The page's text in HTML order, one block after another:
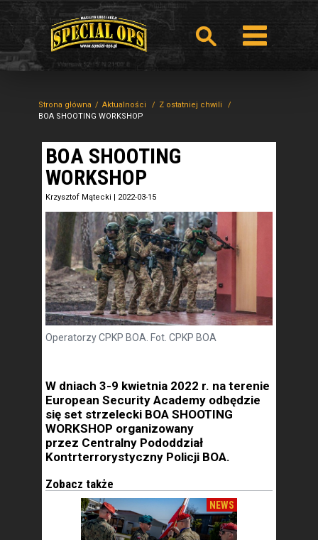
Strona główna Aktualności
Z ostatniej chwili
BOA SHOOTING WORKSHOP
BOA SHOOTING
WORKSHOP
Krzysztof Mątecki | 2022-03-15
Operatorzy CPKP BOA. Fot. CPKP BOA
W dniach 3-9 kwietnia 2022 r. na terenie
European Security Academy odbędzie
się set strzelecki BOA SHOOTING
WORKSHOP organizowany
przez Centralny Pododdział
Kontrterrorystyczny Policji BOA.
Zobacz także
NEWS